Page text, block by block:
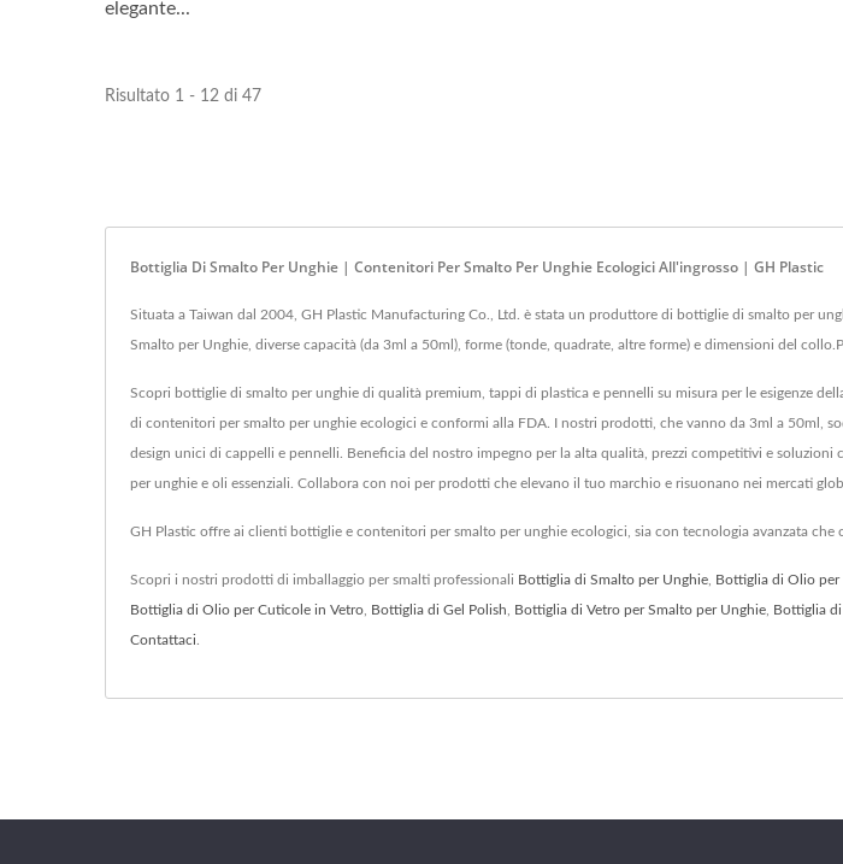
elegante...
Risultato 1 - 12 di 47
Bottiglia Di Smalto Per Unghie | Contenitori Per Smalto Per Unghie Ecologici All'ingrosso | GH Plastic
Situata a Taiwan dal 2004, GH Plastic Manufacturing Co., Ltd. è stata un produttore di bottiglie di smalto per
Smalto per Unghie, diverse capacità (da 3ml a 50ml), forme (tonde, quadrate, altre forme) e dimensioni del
Scopri bottiglie di smalto per unghie di qualità premium, tappi di plastica e pennelli su misura per le esigenze
di contenitori per smalto per unghie ecologici e conformi alla FDA. I nostri prodotti, che vanno da 3ml a 50ml,
design unici di cappelli e pennelli. Beneficia del nostro impegno per la alta qualità, prezzi competitivi e
per unghie e oli essenziali. Collabora con noi per prodotti che elevano il tuo marchio e risuonano nei mercati
GH Plastic offre ai clienti bottiglie e contenitori per smalto per unghie ecologici, sia con tecnologia avanzata
Scopri i nostri prodotti di imballaggio per smalti professionali Bottiglia di Smalto per Unghie Bottiglia di Olio per
Bottiglia di Olio per Cuticole in Vetro Bottiglia di Gel Polish Bottiglia di Vetro per Smalto per Unghie Bottiglia
Contattaci